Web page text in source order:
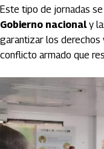
Este tipo de jornadas
Gobierno nacionaly
garantizar los derechos
conflicto armado que